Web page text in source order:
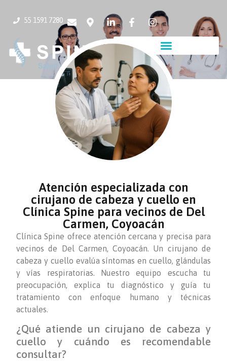
55 1591 7280
Atención especializada con
cirujano de cabeza y cuello en
Clínica Spine para vecinos de Del
Carmen, Coyoacán
Clínica Spine ofrece atención cercana y precisa para
vecinos de Del Carmen, Coyoacán. Un cirujano de
cabeza y cuello evalúa síntomas en cuello, glándulas
y vías respiratorias. Nuestro equipo escucha tu
preocupación, explica tu diagnóstico y guía tu
tratamiento con enfoque humano y técnicas
actuales.
¿Qué atiende un cirujano de cabeza y
cuello y cuándo es recomendable
consultar?